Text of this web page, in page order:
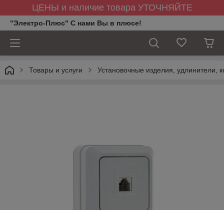
ЦЕНЫ и наличие товара УТОЧНЯЙТЕ
"Электро-Плюс" С нами Вы в плюсе!
Товары и услуги Установочные изделия, удлинители,